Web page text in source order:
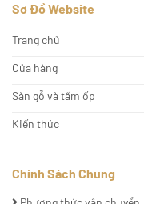
Sơ Đồ Website
Trang chủ
Cửa hàng
Sàn gỗ và tấm ốp
Kiến thức
Chính Sách Chung